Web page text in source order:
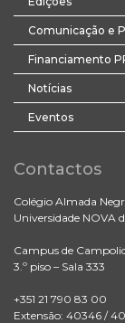
Comunicação e
Financiamento
Notícias
Eventos
Contactos
Colégio Almada
Universidade NOVA
Campus de
3.º piso – Sala 333
+351 21 790 83 00
Extensão: 40346 /